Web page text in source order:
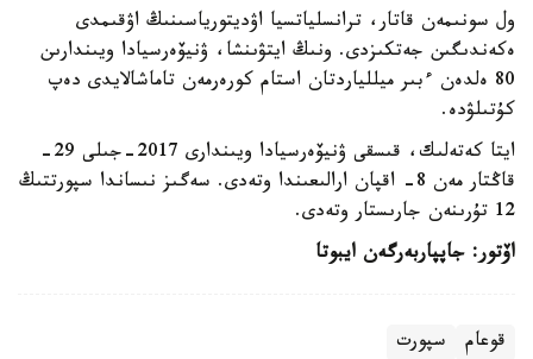
ول سونىمەن قاتار، ترانسلياتسيا اۋديتورياسىنىڭ اۋقىمدى
ەكەندىگىن جەتكىزدى. ونىڭ ايتۋىنشا، ۋنيۆەرسيادا ويىندارىن
80 ەلدەن ءبىر ميللياردتان استام كورەرمەن تاماشالايدى دەپ
كۇتىلۋدە.
ايتا كەتەلىك، قىسقى ۋنيۆەرسيادا ويىندارى 2017-جىلى 29-
قاڭتار مەن 8- اقپان ارالىعىندا وتەدى. سەگىز نىساندا سپورتتىڭ
12 تۇرىنەن جارىستار وتەدى.
اۆتور: جاپپاربەرگەن ايبوتا
قوعام سپورت